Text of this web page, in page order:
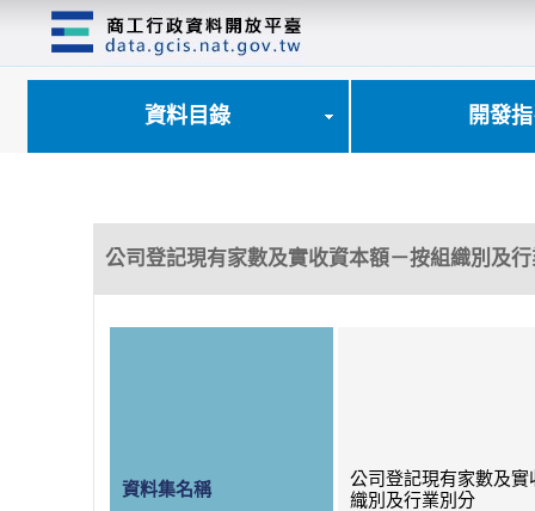
資料目錄 開發
公司登記現有家數及實收資本額－按組織別及
資料集名稱
公司登記現有家數及實
織別及行業別分